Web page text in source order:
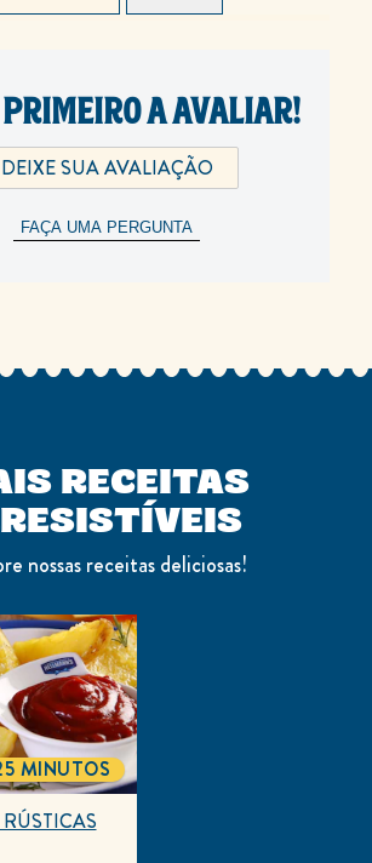
A AVALIAR!
DEIXE SUA AVALIAÇÃO
FAÇA UMA PERGUNTA
RECEITAS
nossas receitas deliciosas!
TOTALTIME
MINUTOS